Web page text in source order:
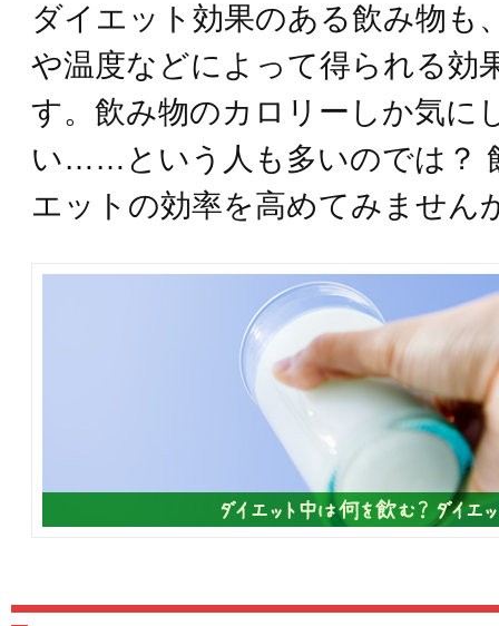
ダイエット効果のある飲み物も
や温度などによって得られる効
す。飲み物のカロリーしか気に
い……という人も多いのでは？
エットの効率を高めてみません